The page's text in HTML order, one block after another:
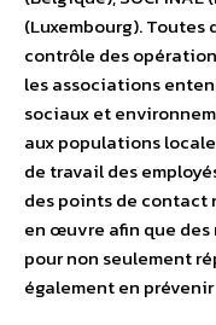
(Luxembourg).
contrôle des
les associations
sociaux et
aux populations
de travail des
des points de contact
en œuvre afin que
pour non seulement
également en